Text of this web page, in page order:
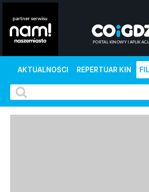
AKTUALNOŚCI REPERTUAR KIN